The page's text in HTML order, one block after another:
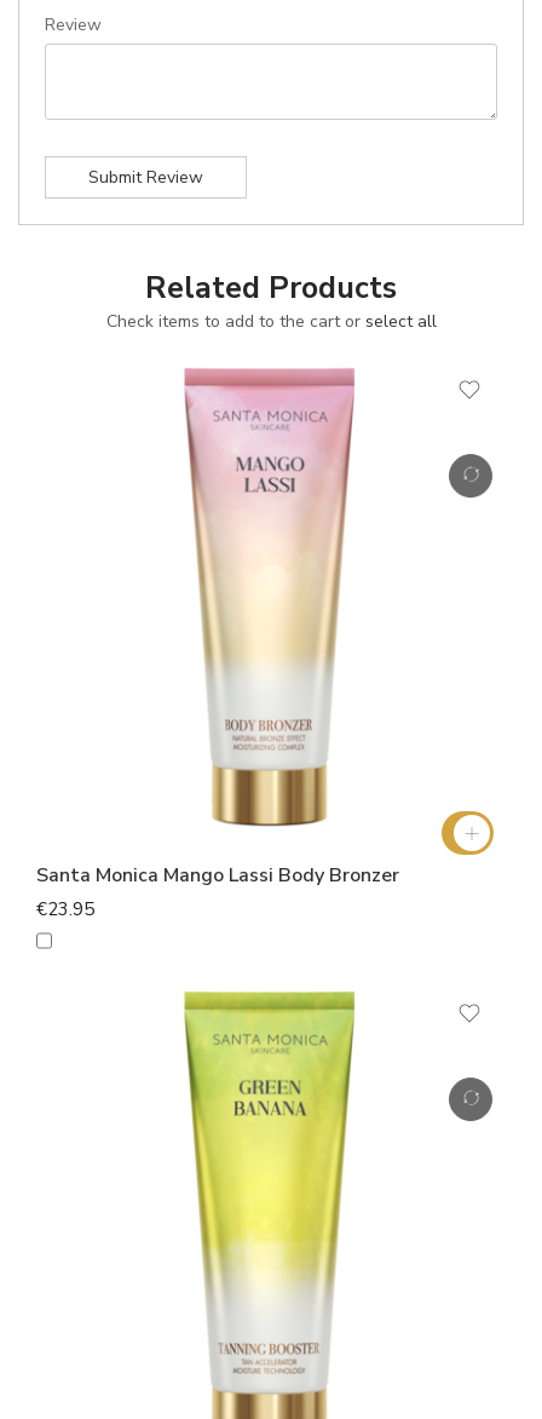
Review
Submit Review
Related Products
Check items to add to the cart or select all
Santa Monica Mango Lassi Body Bronzer
€23.95